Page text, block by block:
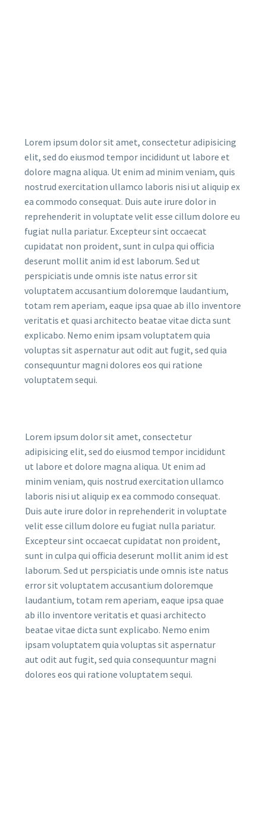
Lorem ipsum dolor sit amet, consectetur adipisicing
elit, sed do eiusmod tempor incididunt ut labore et
dolore magna aliqua. Ut enim ad minim veniam, quis
nostrud exercitation ullamco laboris nisi ut aliquip ex
ea commodo consequat. Duis aute irure dolor in
reprehenderit in voluptate velit esse cillum dolore eu
fugiat nulla pariatur. Excepteur sint occaecat
cupidatat non proident, sunt in culpa qui officia
deserunt mollit anim id est laborum. Sed ut
perspiciatis unde omnis iste natus error sit
voluptatem accusantium doloremque laudantium,
totam rem aperiam, eaque ipsa quae ab illo inventore
veritatis et quasi architecto beatae vitae dicta sunt
explicabo. Nemo enim ipsam voluptatem quia
voluptas sit aspernatur aut odit aut fugit, sed quia
consequuntur magni dolores eos qui ratione
voluptatem sequi.
Lorem ipsum dolor sit amet, consectetur
adipisicing elit, sed do eiusmod tempor incididunt
ut labore et dolore magna aliqua. Ut enim ad
minim veniam, quis nostrud exercitation ullamco
laboris nisi ut aliquip ex ea commodo consequat.
Duis aute irure dolor in reprehenderit in voluptate
velit esse cillum dolore eu fugiat nulla pariatur.
Excepteur sint occaecat cupidatat non proident,
sunt in culpa qui officia deserunt mollit anim id est
laborum. Sed ut perspiciatis unde omnis iste natus
error sit voluptatem accusantium doloremque
laudantium, totam rem aperiam, eaque ipsa quae
ab illo inventore veritatis et quasi architecto
beatae vitae dicta sunt explicabo. Nemo enim
ipsam voluptatem quia voluptas sit aspernatur
aut odit aut fugit, sed quia consequuntur magni
dolores eos qui ratione voluptatem sequi.